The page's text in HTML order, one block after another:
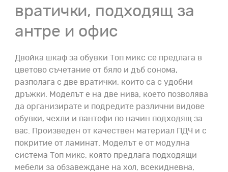
вратички, подходящ за
антре и офис
Двойка шкаф за обувки Топ микс се предлага в
цветово съчетание от бяло и дъб сонома,
разполага с две вратички, които са с удобни
дръжки. Моделът е на две нива, което позволява
да организирате и подредите различни видове
обувки, чехли и пантофи по начин подходящ за
вас. Произведен от качествен материал ПДЧ и с
покритие от ламинат. Моделът е от модулна
система Топ микс, която предлага подходящи
мебели за обзавеждане на хол, всекидневна,